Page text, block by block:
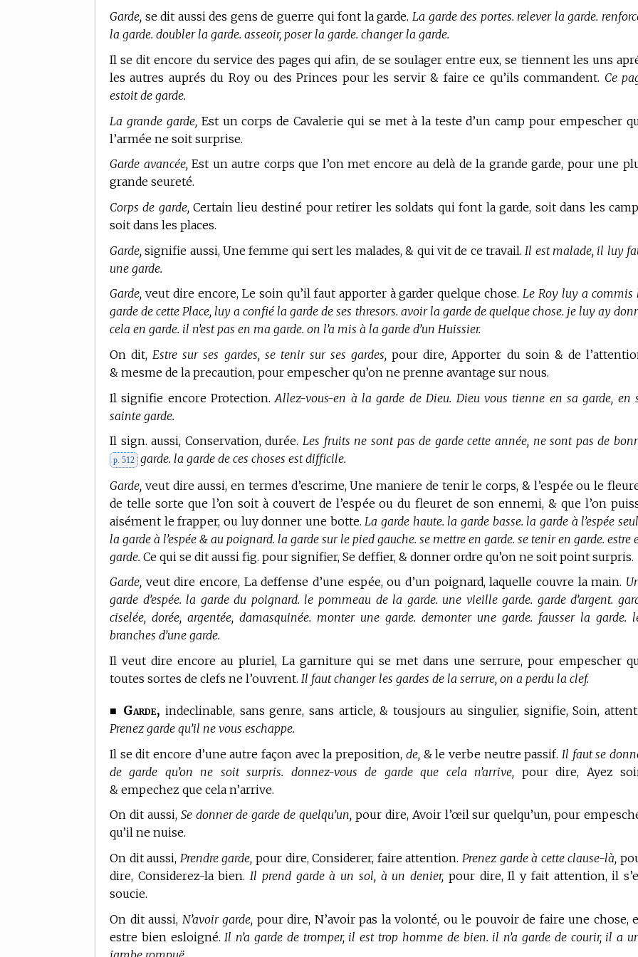
Garde, se dit aussi des gens de guerre qui font la garde. La garde des portes. relever la garde.
la garde. doubler la garde. asseoir, poser la garde. changer la garde.
Il se dit encore du service des pages qui afin, de se soulager entre eux, se tiennent les uns
les autres auprés du Roy ou des Princes pour les servir & faire ce qu’ils commandent. Ce
estoit de garde.
La grande garde, Est un corps de Cavalerie qui se met à la teste d’un camp pour empescher
l’armée ne soit surprise.
Garde avancée,Est un autre corps que l’on met encore au delà de la grande garde, pour une
grande seureté.
Corps de garde, Certain lieu destiné pour retirer les soldats qui font la garde, soit dans les
soit dans les places.
Garde, signifie aussi, Une femme qui sert les malades, & qui vit de ce travail. Il est malade, il luy
une garde.
Garde, veut dire encore, Le soin qu’il faut apporter à garder quelque chose.Le Roy luy a commis
garde de cette Place, luy a confié la garde de ses thresors. avoir la garde de quelque chose. je luy ay
cela en garde. il n’est pas en ma garde. on l’a mis à la garde d’un Huissier.
On dit, Estre sur ses gardes, se tenir sur ses gardes, pour dire, Apporter du soin & de
& mesme de la precaution, pour empescher qu’on ne prenne avantage sur nous.
Il signifie encore Protection.Allez-vous-en à la garde de Dieu. Dieu vous tienne en sa garde, en
sainte garde.
Il sign. aussi, Conservation, durée.Les fruits ne sont pas de garde cette année, ne sont pas de
p. 512 garde. la garde de ces choses est difficile.
Garde, veut dire aussi, en termes d’escrime, Une maniere de tenir le corps, & l’espée ou le
de telle sorte que l’on soit à couvert de l’espée ou du fleuret de son ennemi, & que l’on
aisément le frapper, ou luy donner une botte. La garde haute. la garde basse. la garde à l’espée
la garde à l’espée & au poignard. la garde sur le pied gauche. se mettre en garde. se tenir en garde. estre
garde. Ce qui se dit aussi fig. pour signifier, Se deffier, & donner ordre qu’on ne soit point surpris.
Garde, veut dire encore, La deffense d’une espée, ou d’un poignard, laquelle couvre la main.
garde d’espée. la garde du poignard. le pommeau de la garde. une vieille garde. garde d’argent.
ciselée, dorée, argentée, damasquinée. monter une garde. demonter une garde. fausser la garde.
branches d’une garde.
Il veut dire encore au pluriel, La garniture qui se met dans une serrure, pour empescher
toutes sortes de clefs ne l’ouvrent. Il faut changer les gardes de la serrure, on a perdu la clef.
■ Garde, indeclinable, sans genre, sans article, & tousjours au singulier, signifie, Soin,
Prenez garde qu’il ne vous eschappe.
Il se dit encore d’une autre façon avec la preposition, de, & le verbe neutre passif. Il faut se
de garde qu’on ne soit surpris. donnez-vous de garde que cela n’arrive, pour dire, Ayez
& empechez que cela n’arrive.
On dit aussi, Se donner de garde de quelqu’un, pour dire, Avoir l’œil sur quelqu’un, pour
qu’il ne nuise.
On dit aussi, Prendre garde, pour dire, Considerer, faire attention.Prenez garde à cette clause-là,
dire, Considerez-la bien.Il prend garde à un sol, à un denier, pour dire, Il y fait attention, il
soucie.
On dit aussi, N’avoir garde, pour dire, N’avoir pas la volonté, ou le pouvoir de faire une chose,
estre bien esloigné. Il n’a garde de tromper, il est trop homme de bien. il n’a garde de courir, il a